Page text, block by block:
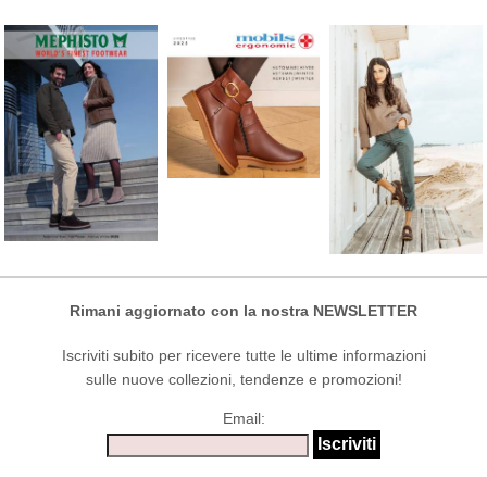
Rimani aggiornato con la nostra NEWSLETTER
Iscriviti subito per ricevere tutte le ultime informazioni
sulle nuove collezioni, tendenze e promozioni!
Email: